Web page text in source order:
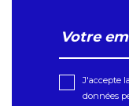
J'accepte
données